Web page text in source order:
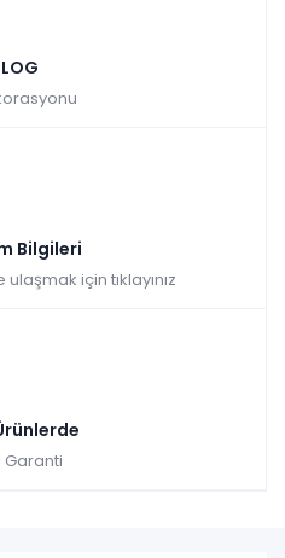
Bilgileri
için tıklayınız
Garanti